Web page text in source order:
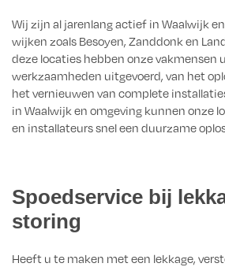
Wij zijn al jarenlang actief in Waalwijk
wijken zoals Besoyen, Zanddonk en
deze locaties hebben onze vakmensen
werkzaamheden uitgevoerd, van het
het vernieuwen van complete
in Waalwijk en omgeving kunnen onze
en installateurs snel een duurzame
Spoedservice bij
storing
Heeft u te maken met een lekkage,